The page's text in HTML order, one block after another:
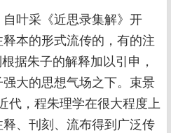
叶采《近思录集解》开
本的形式流传的，有的注
据朱子的解释加以引申，
大的思想气场之下。束景
代，程朱理学在很大程度上
、刊刻、流布得到广泛传